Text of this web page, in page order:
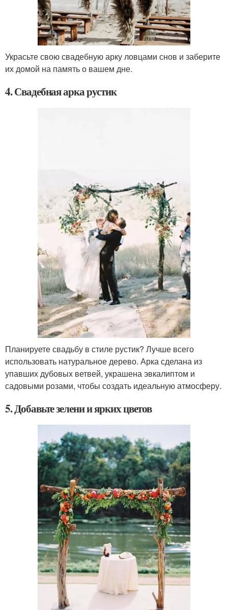
Украсьте свою свадебную арку ловцами снов и заберите
их домой на память о вашем дне.
4. Свадебная арка рустик
Планируете свадьбу в стиле рустик? Лучше всего
использовать натуральное дерево. Арка сделана из
упавших дубовых ветвей, украшена эвкалиптом и
садовыми розами, чтобы создать идеальную атмосферу.
5. Добавьте зелени и ярких цветов